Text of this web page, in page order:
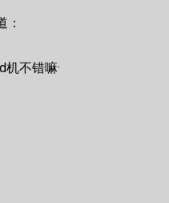
：
机不错嘛·